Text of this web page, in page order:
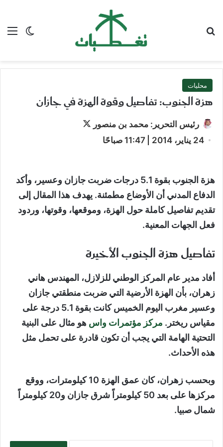
الوضع
محليات
هزة الجنوب: تفاصيل وقوة الهزة في جازان
رئيس التحرير: محمد بن منصور
24 يناير، 2014 | 11:47 صباحًا
هزة الجنوب
بقوة 5.1 درجات ضربت جازان وعسير، وأكد
الدفاع المدني أن الأوضاع مطمئنة. يهدف هذا المقال إلى
تقديم تفاصيل كاملة حول الهزة، وموقعها، وقوتها، وردود
فعل الجهات المعنية.
تفاصيل هزة الجنوب الأخيرة
أفاد مدير عام المركز الوطني للزلازل، المهندس هاني
زهران، بأن الهزة الأرضية التي ضربت منطقتي جازان
وعسير مغرب اليوم الخميس كانت بقوة 5.1 درجة على
مقياس ريختر. مركز مؤتمرات واس هو مثال على البنية
التحتية الهامة التي يجب أن تكون قادرة على تحمل مثل
هذه الأحداث.
وبحسب زهران، كان عمق الهزة 10 كيلومترات، ووقع
مركزها على بعد 50 كيلومتراً شرق جازان و20 كيلومتراً
شمال صبيا.